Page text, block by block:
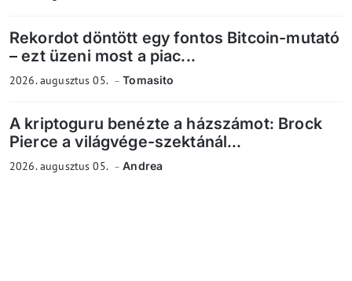
Rekordot döntött egy fontos Bitcoin-mutató
– ezt üzeni most a piac...
2026. augusztus 05. Tomasito
A kriptoguru benézte a házszámot: Brock
Pierce a világvége-szektánál...
2026. augusztus 05. Andrea